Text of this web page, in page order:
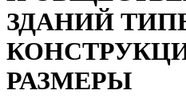
ЗДАНИЙ
РАЗМЕРЫ